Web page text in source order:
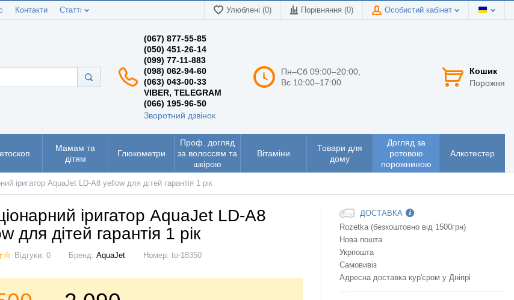
Контакти Статті Улюблені (0) Порівняння (0) Особистий кабінет
(067) 877-55-85
(050) 451-26-14
(099) 77-11-883
(098) 062-94-60
(063) 043-00-33
VIBER, TELEGRAM
(066) 195-96-50
Зворотний дзвінок
Пн–Сб 09:00–20:00,
Вс 10:00–17:00
Кошик
Порожня
Мамам та
дітям
Глюкометри
Проф. догляд
за волоссям та
шкірою
Вітаміни
Товари для
дому
Догляд за
ротовою
порожниною
Алкотестер
іригатор AquaJet LD-A8 yellow для дітей гарантія 1 рік
іригатор AquaJet LD-A8
для дітей гарантія 1 рік
Відгуки: 0 Бренд: AquaJet Номер: to-18350
ДОСТАВКА
Rozetka (безкоштовно від 1500грн)
Нова пошта
Укрпошта
Самовивіз
Адресна доставка кур'єром у Дніпрі